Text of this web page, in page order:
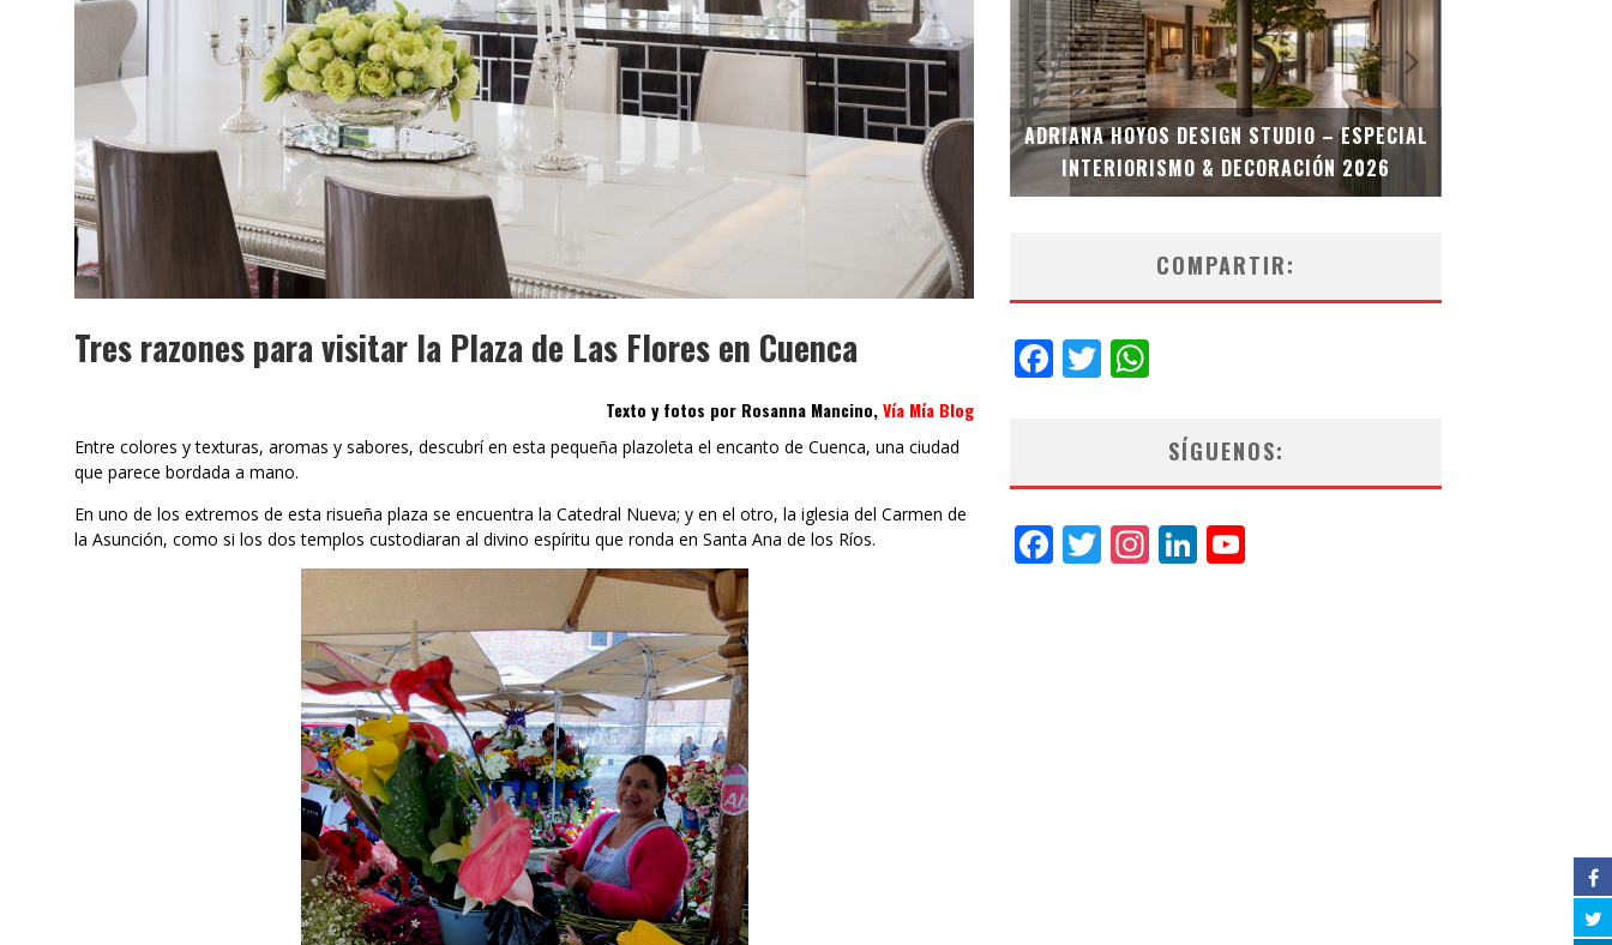
Tres razones para visitar la Plaza de Las Flores en Cuenca
Texto y fotos por Rosanna Mancino,Vía Mía Blog
Entre colores y texturas, aromas y sabores, descubrí en esta pequeña plazoleta el encanto de Cuenca, una ciudad
que parece bordada a mano.
En uno de los extremos de esta risueña plaza se encuentra la Catedral Nueva; y en el otro, la iglesia del Carmen de
la Asunción, como si los dos templos custodiaran al divino espíritu que ronda en Santa Ana de los Ríos.
MUBB DESIGN STUDIO – ESPECIAL
INTERIORISMO & DECORACIÓN 2026
ADRIANA HOYOS DESIGN STUDIO – ESPECIAL
INTERIORISMO & DECORACIÓN 2026
COMPARTIR:
Facebook
Twitter
SÍGUENOS:
Facebook
Twitter
Instagram
LinkedIn